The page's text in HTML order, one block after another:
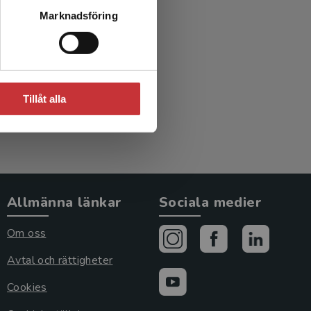
Marknadsföring
Tillåt alla
ett
Allmänna länkar
Om oss
Avtal och rättigheter
Cookies
Sociala medier